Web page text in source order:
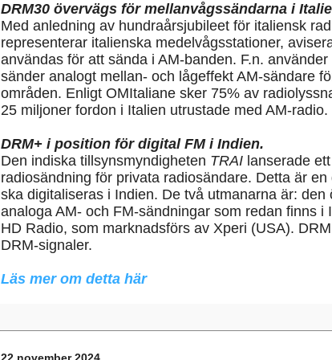
DRM30 övervägs för mellanvågssändarna i
Med anledning av hundraårsjubileet för italiensk
representerar italienska medelvågsstationer,
användas för att sända i AM-banden. F.n.
sänder analogt mellan- och lågeffekt AM-sändare
områden. Enligt OMItaliane sker 75% av
25 miljoner fordon i Italien utrustade med AM-radio.
DRM+ i position för digital FM i Indien.
Den indiska tillsynsmyndigheten TRAI lanserade
radiosändning för privata radiosändare. Detta är
ska digitaliseras i Indien. De två utmanarna är:
analoga AM- och FM-sändningar som redan finns
HD Radio, som marknadsförs av Xperi (USA).
DRM-signaler.
Läs mer om detta här